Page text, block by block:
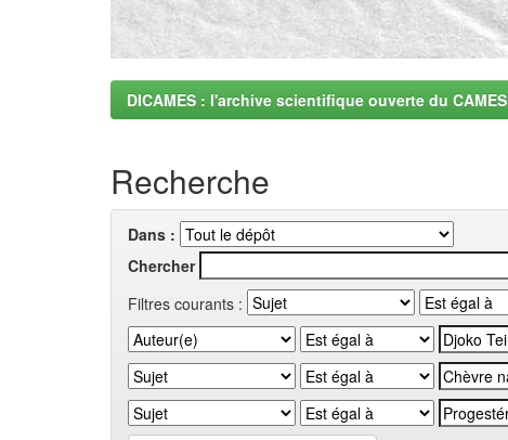
DICAMES : l'archive scientifique ouverte du CAMES
Recherche
Dans :
Chercher
Filtres courants :